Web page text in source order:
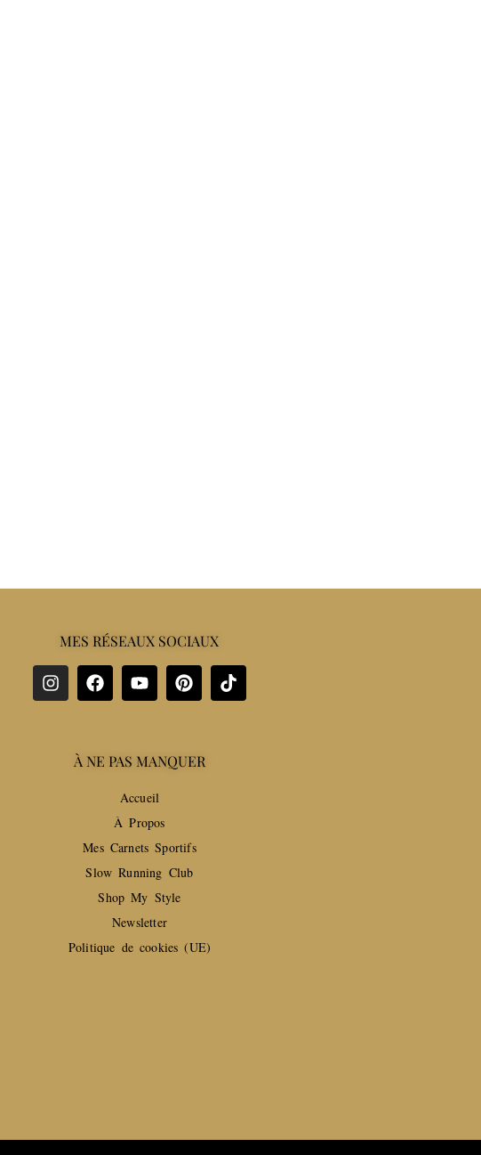
MES RÉSEAUX SOCIAUX
À NE PAS MANQUER
Accueil
À Propos
Mes Carnets Sportifs
Slow Running Club
Shop My Style
Newsletter
Politique de cookies (UE)